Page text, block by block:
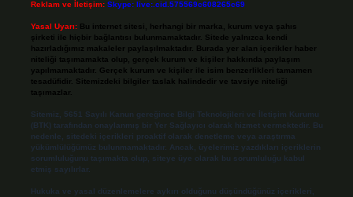
Reklam ve İletişim: Skype: live:.cid.575569c608265c69
Yasal Uyarı: Bu internet sitesi, herhangi bir marka, kurum veya şahıs
şirketi ile hiçbir bağlantısı bulunmamaktadır. Sitede yalnızca kendi
hazırladığımız makaleler paylaşılmaktadır. Burada yer alan içerikler haber
niteliği taşımamakta olup, gerçek kurum ve kişiler hakkında paylaşım
yapılmamaktadır. Gerçek kurum ve kişiler ile isim benzerlikleri tamamen
tesadüfidir. Sitemizdeki bilgiler taslak halindedir ve tavsiye niteliği
taşımazlar.
Sitemiz, 5651 Sayılı Kanun gereğince Bilgi Teknolojileri ve İletişim Kurumu
(BTK) tarafından onaylanmış bir Yer Sağlayıcı olarak hizmet vermektedir. Bu
nedenle, sitedeki içerikleri proaktif olarak denetleme veya araştırma
yükümlülüğümüz bulunmamaktadır. Ancak, üyelerimiz yazdıkları içeriklerin
sorumluluğunu taşımakta olup, siteye üye olarak bu sorumluluğu kabul
etmiş sayılırlar.
Hukuka ve yasal düzenlemelere aykırı olduğunu düşündüğünüz içerikleri,